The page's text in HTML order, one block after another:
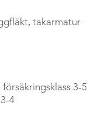
takarmatur
försäkringsklass 3-5
4